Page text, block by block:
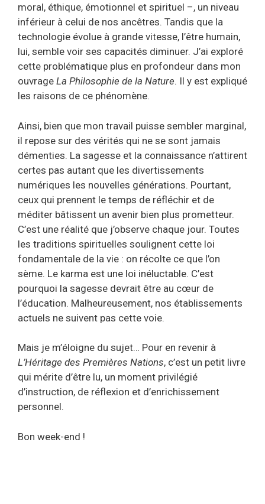
moral, éthique, émotionnel et spirituel –, un niveau
inférieur à celui de nos ancêtres. Tandis que la
technologie évolue à grande vitesse, l’être humain,
lui, semble voir ses capacités diminuer. J’ai exploré
cette problématique plus en profondeur dans mon
ouvrage La Philosophie de la Nature. Il y est expliqué
les raisons de ce phénomène.
Ainsi, bien que mon travail puisse sembler marginal,
il repose sur des vérités qui ne se sont jamais
démenties. La sagesse et la connaissance n’attirent
certes pas autant que les divertissements
numériques les nouvelles générations. Pourtant,
ceux qui prennent le temps de réfléchir et de
méditer bâtissent un avenir bien plus prometteur.
C’est une réalité que j’observe chaque jour. Toutes
les traditions spirituelles soulignent cette loi
fondamentale de la vie : on récolte ce que l’on
sème. Le karma est une loi inéluctable. C’est
pourquoi la sagesse devrait être au cœur de
l’éducation. Malheureusement, nos établissements
actuels ne suivent pas cette voie.
Mais je m’éloigne du sujet… Pour en revenir à
L’Héritage des Premières Nations, c’est un petit livre
qui mérite d’être lu, un moment privilégié
d’instruction, de réflexion et d’enrichissement
personnel.
Bon week-end !